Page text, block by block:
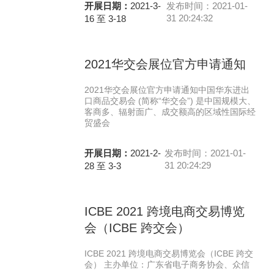
开展日期： 2021-3-
16 至 3-18
发布时间：2021-01-
31 20:24:32
2021华交会展位官方申请通知
2021华交会展位官方申请通知中国华东进出
口商品交易会 (简称“华交会”) 是中国规模大、
客商多、辐射面广、成交额高的区域性国际经
贸盛会
开展日期： 2021-2-
28 至 3-3
发布时间：2021-01-
31 20:24:29
ICBE 2021 跨境电商交易博览
会（ICBE 跨交会）
ICBE 2021 跨境电商交易博览会（ICBE 跨交
会） 主办单位：广东省电子商务协会、众信